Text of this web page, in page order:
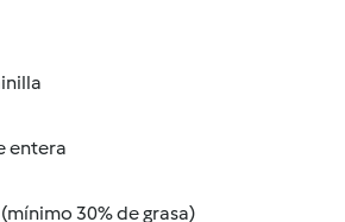
entera
30% de grasa)